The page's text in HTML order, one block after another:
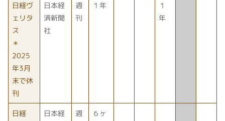
日経ヴ
ェリタ
ス
＊
2025
年3月
末で休
刊
日本経
済新聞
社
週
刊
１年
１
年
日経
日本経
週
６ヶ